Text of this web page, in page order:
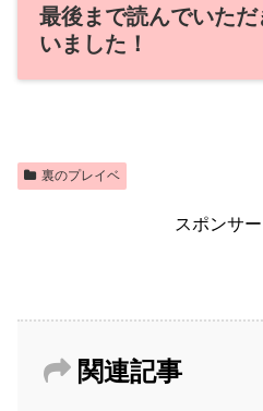
最後まで読んでいた
いました！
裏のプレイベ
スポンサ
関連記事